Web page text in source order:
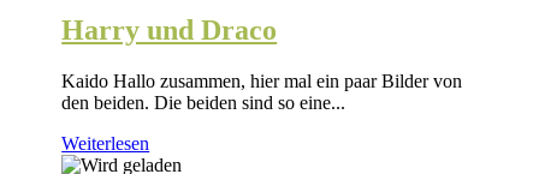
Harry und Draco
Kaido Hallo zusammen, hier mal ein paar Bilder von
den beiden. Die beiden sind so eine...
Weiterlesen